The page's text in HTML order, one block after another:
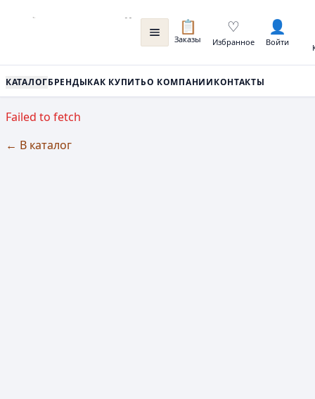
📋
Заказы
♡
Избранное
👤
Войти
КАТАЛОГБРЕНДЫКАК КУПИТЬО КОМПАНИИКОНТАКТЫ
Failed to fetch
← В каталог